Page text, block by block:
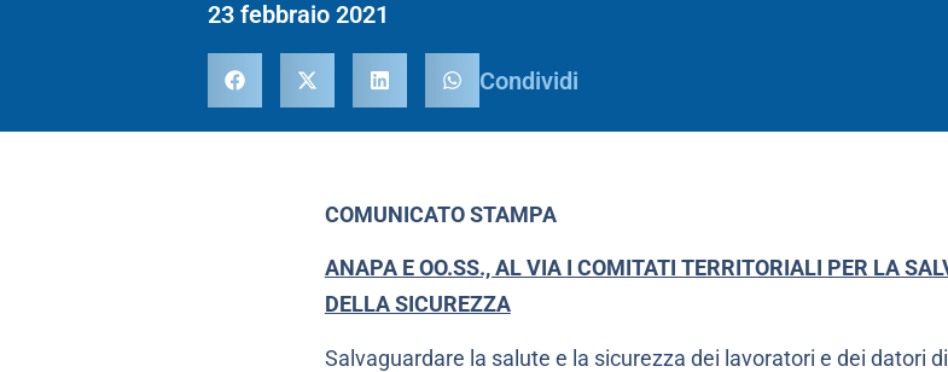
23 febbraio 2021
Condividi
COMUNICATO STAMPA
ANAPA E OO.SS., AL VIA I COMITATI TERRITORIALI PER LA
DELLA SICUREZZA
Salvaguardare la salute e la sicurezza dei lavoratori e dei datori